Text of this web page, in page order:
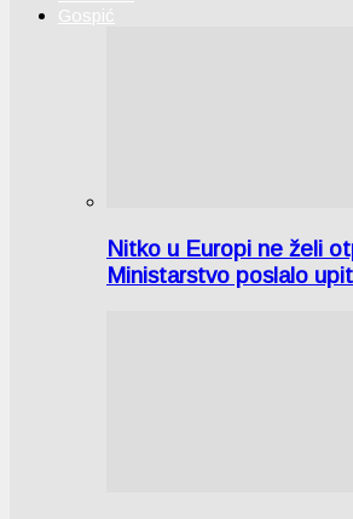
Gospić
Nitko u Europi ne želi
Ministarstvo poslalo